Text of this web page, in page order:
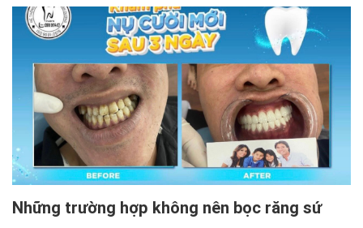
sứ, […]
Những trường hợp không nên bọc răng sứ